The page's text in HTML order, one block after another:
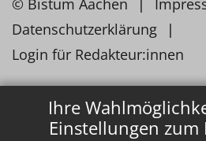
Ihre
Einstellungen zum
© Bistum Aachen
Datenschutzerklärung
Login für Redakteur:innen